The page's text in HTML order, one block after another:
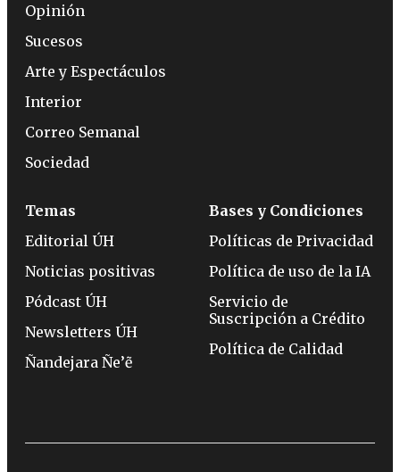
Opinión
Sucesos
Arte y Espectáculos
Interior
Correo Semanal
Sociedad
Temas
Editorial ÚH
Noticias positivas
Pódcast ÚH
Newsletters ÚH
Ñandejara Ñe’ẽ
Bases y Condiciones
Políticas de Privacidad
Política de uso de la IA
Servicio de
Suscripción a Crédito
Política de Calidad